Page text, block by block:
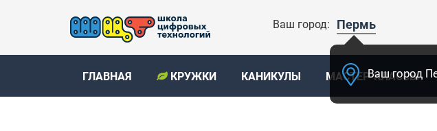
Ваш город: Пермь
Ваш город
ГЛАВНАЯ КРУЖКИ КАНИКУЛЫ МАСТЕР-КЛАССЫ